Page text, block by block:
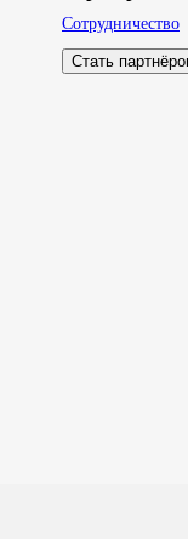
Сотрудничество
Стать